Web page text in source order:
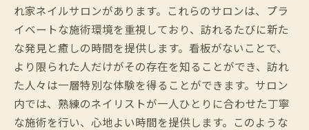
れ家ネイルサロンがあります。これらのサロンは、プラ
イベートな施術環境を重視しており、訪れるたびに新た
な発見と癒しの時間を提供します。看板がないことで、
より限られた人だけがその存在を知ることができ、訪れ
た人々は一層特別な体験を得ることができます。サロン
内では、熟練のネイリストが一人ひとりに合わせた丁寧
な施術を行い、心地よい時間を提供します。このような